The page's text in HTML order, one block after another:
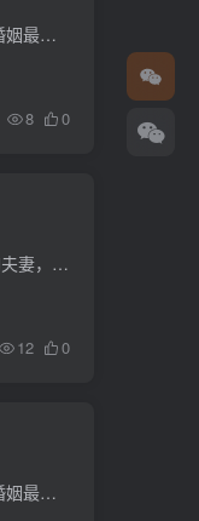
挽回婚姻六个技巧 挽回婚姻的方法？ 挽回婚姻最聪明的方法：一定要学会去处理矛盾，不仅要照顾到对方的情绪，也要让自己做出一些改变，当自己变得越来越好的时候，才能有更好的心态去面对感情。...
8 0
挽回婚姻最有效的方法 很多婚姻关系破裂的夫妻，提及的矛盾一定会涉及到“沟通”二字。沟通的前提是要把问题罗列出来，再去探讨该如何解决问题。然而，这个探讨指的不是单纯的讨论，而是都能冷...
12 0
挽回婚姻六个技巧 挽回婚姻的方法？ 挽回婚姻最聪明的方法：一定要学会去处理矛盾，不仅要照顾到对方的情绪，也要让自己做出一些改变，当自己变得越来越好的时候，才能有更好的心态去面对感情。...